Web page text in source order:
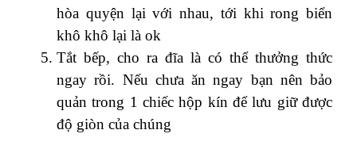
hòa quyện lại với nhau, tới khi rong biển
khô khô lại là ok
Tắt bếp, cho ra đĩa là có thể thưởng thức
ngay rồi. Nếu chưa ăn ngay bạn nên bảo
quản trong 1 chiếc hộp kín để lưu giữ được
độ giòn của chúng